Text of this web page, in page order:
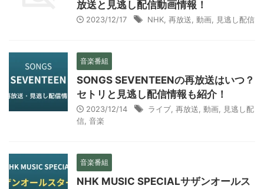
放送と見逃し配信動画情報！
2023/12/17 NHK 再放送 動画 見逃し配信
音楽番組
SONGS SEVENTEENの再放送はいつ？
セトリと見逃し配信情報も紹介！
2023/12/14 ライブ 再放送 動画
見逃し配
信 音楽
音楽番組
NHK MUSIC SPECIALサザンオールス